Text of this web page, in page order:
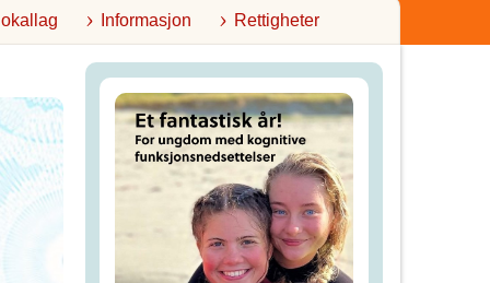
Informasjon Rettigheter